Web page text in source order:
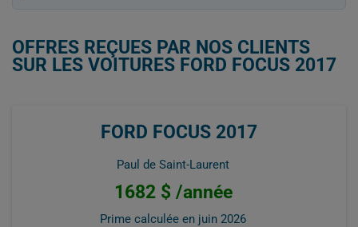
OFFRES REÇUES PAR NOS CLIENTS
SUR LES VOITURES FORD FOCUS 2017
FORD FOCUS 2017
Paul de Saint-Laurent
1682 $ /année
Prime calculée en juin 2026